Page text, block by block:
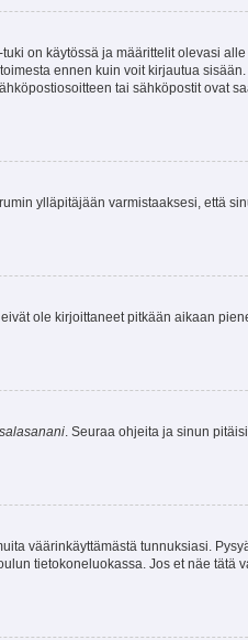
on käytössä ja määrittelit olevasi
ennen kuin voit kirjautua
tai sähköpostit ovat
ylläpitäjään varmistaaksesi, että
ole kirjoittaneet pitkään aikaan
. Seuraa ohjeita ja sinun
väärinkäyttämästä tunnuksiasi.
tietokoneluokassa. Jos et näe tätä